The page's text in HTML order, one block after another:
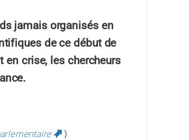
jamais organisés en
de ce début de
crise, les chercheurs
(link is
)